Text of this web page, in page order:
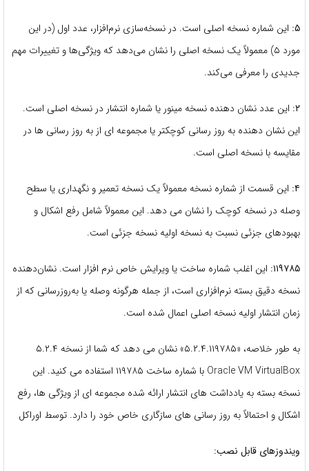
۵: این شماره نسخه اصلی است. در نسخه‌سازی نرم‌افزار، عدد اول (در این
مورد ۵) معمولاً یک نسخه اصلی را نشان می‌دهد که ویژگی‌ها و تغییرات مهم
جدیدی را معرفی می‌کند.
۲: این عدد نشان دهنده نسخه مینور یا شماره انتشار در نسخه اصلی است.
این نشان دهنده به روز رسانی کوچکتر یا مجموعه ای از به روز رسانی ها در
مقایسه با نسخه اصلی است.
۴: این قسمت از شماره نسخه معمولاً یک نسخه تعمیر و نگهداری یا سطح
وصله در نسخه کوچک را نشان می دهد. این معمولاً شامل رفع اشکال و
بهبودهای جزئی نسبت به نسخه اولیه نسخه جزئی است.
۱۱۹۷۸۵: این اغلب شماره ساخت یا ویرایش خاص نرم افزار است. نشان‌دهنده
نسخه دقیق بسته نرم‌افزاری است، از جمله هرگونه وصله یا به‌روزرسانی که از
زمان انتشار اولیه نسخه اصلی اعمال شده است.
به طور خلاصه، «۵.۲.۴.۱۱۹۷۸۵» نشان می دهد که شما از نسخه ۵.۲.۴
Oracle VM VirtualBox با شماره ساخت ۱۱۹۷۸۵ استفاده می کنید. این
نسخه بسته به یادداشت های انتشار ارائه شده مجموعه ای از ویژگی ها، رفع
اشکال و احتمالاً به روز رسانی های سازگاری خاص خود را دارد. توسط اوراکل
ویندوزهای قابل نصب: